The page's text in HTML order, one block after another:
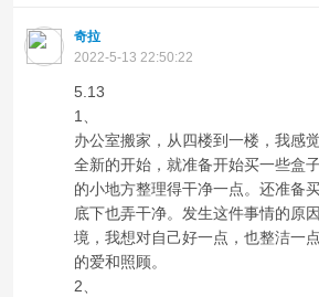
奇拉
2022-5-13 22:50:22
5.13
1、
办公室搬家，从四楼到一楼，我感
全新的开始，就准备开始买一些盒
的小地方整理得干净一点。还准备
底下也弄干净。发生这件事情的原
境，我想对自己好一点，也整洁一
的爱和照顾。
2、